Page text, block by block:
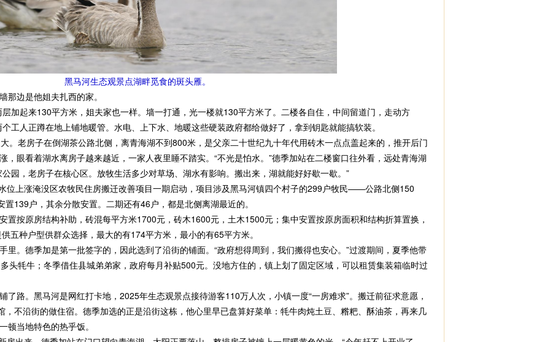
黑马河生态观景点湖畔觅食的斑头雁。
边是他姐夫扎西的家。
起来130平方米，姐夫家也一样。墙一打通，光一楼就130平方米了。二楼各自住，中间留道门，走动方
工人正蹲在地上铺地暖管。水电、上下水、地暖这些硬装政府都给做好了，拿到钥匙就能搞软装。
房子在倒湖茶公路北侧，离青海湖不到800米，是父亲二十世纪九十年代用砖木一点点盖起来的，推开后门
，眼看着湖水离房子越来越近，一家人夜里睡不踏实。“不光是怕水。”德季加站在二楼窗口往外看，远处青海湖
园，老房子在核心区。放牧生活多少对草场、湖水有影响。搬出来，湖就能好好歇一歇。”
涨淹没区农牧民住房搬迁改善项目一期启动，项目涉及黑马河镇四个村子的299户牧民——公路北侧150
139户，其余分散安置。二期还有46户，都是北侧离湖最近的。
原房结构补助，砖混每平方米1700元，砖木1600元，土木1500元；集中安置按原房面积和结构折算置换，
五种户型供群众选择，最大的有174平方米，最小的有65平方米。
德季加是第一批签字的，因此选到了沿街的铺面。“政府想得周到，我们搬得也安心。”过渡期间，夏季他带
头牦牛；冬季借住县城弟弟家，政府每月补贴500元。没地方住的，镇上划了固定区域，可以租赁集装箱临时过
。黑马河是网红打卡地，2025年生态观景点接待游客110万人次，小镇一度“一房难求”。搬迁前征求意愿，
不沿街的做住宿。德季加选的正是沿街这栋，他心里早已盘算好菜单：牦牛肉炖土豆、糌粑、酥油茶，再来几
顿当地特色的热乎饭。